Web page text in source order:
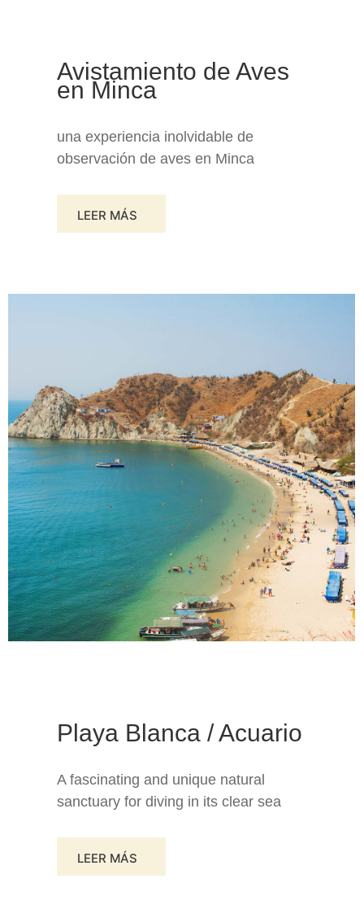
Avistamiento de Aves
en Minca
una experiencia inolvidable de
observación de aves en Minca
LEER MÁS
Playa Blanca / Acuario
A fascinating and unique natural
sanctuary for diving in its clear sea
LEER MÁS